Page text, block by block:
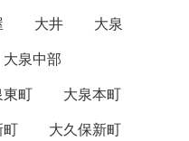
大井
大泉
大泉中部
東町
大泉本町
町
大久保新町